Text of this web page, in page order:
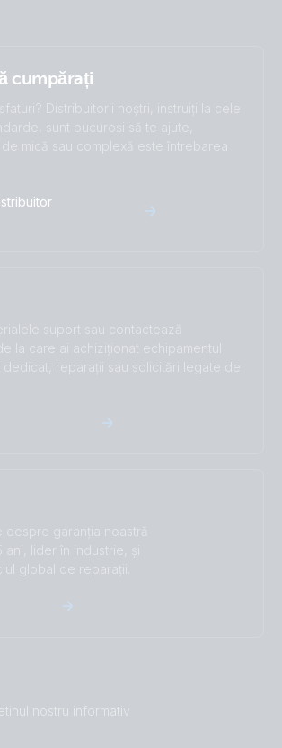
24V 16A 1+1 outputs (front)
Charger 24V 16A 1+1 outputs (top)
24V 25A 1+1 outputs (top)
Charger 36V 15A (1) 120-240V (box)
Charger 36V 15A (1) 120-240V (front)
36V 15A (1) 120-240V (right)
Charger 48V 13A (1) 120-240V (box)
Charger 48V 13A (1) 120-240V (left)
of Compliance - Phoenix Smart IP43
cumpărați
Distribuitorii noștri, instruiți la cele
sunt bucuroși să te ajute,
mică sau complexă este întrebarea
suport sau contactează
la care ai achiziționat echipamentul
reparații sau solicitări legate de
despre garanția noastră
ani, lider în industrie, și
global de reparații.
nostru informativ